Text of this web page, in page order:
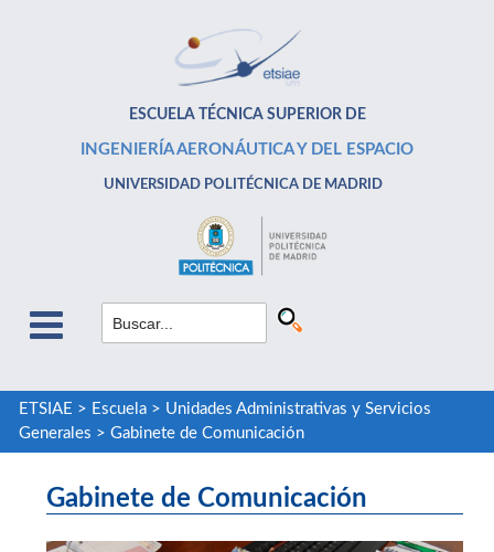
ESCUELA TÉCNICA SUPERIOR DE
INGENIERÍA AERONÁUTICA Y DEL ESPACIO
UNIVERSIDAD POLITÉCNICA DE MADRID
ETSIAE > Escuela> Unidades Administrativas y Servicios
Generales > Gabinete de Comunicación
Gabinete de Comunicación